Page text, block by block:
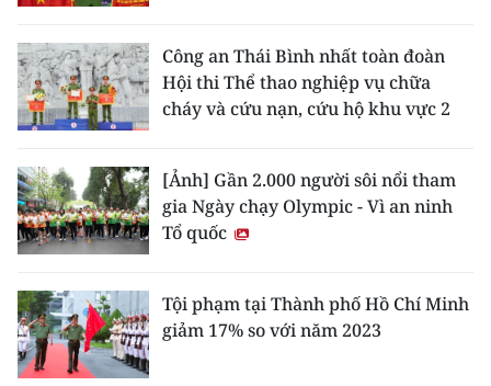
CHUYÊN ĐỀ
CÁC CHUYÊN TRANG
VỀ BÁO NHÂN DÂN
THỜI NAY
NHÂN DÂN HẰNG THÁNG
MUA BÁO
Công an Thái Bình nhất toàn đoàn
Hội thi Thể thao nghiệp vụ chữa
cháy và cứu nạn, cứu hộ khu vực 2
[Ảnh] Gần 2.000 người sôi nổi tham
gia Ngày chạy Olympic - Vì an ninh
Tổ quốc
Tội phạm tại Thành phố Hồ Chí Minh
giảm 17% so với năm 2023